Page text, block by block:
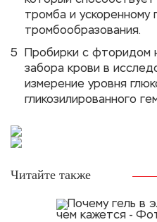
тромба и ускоренному
тромбообразования.
Пробирки с фторидом
забора крови в
измерение уровня
гликозилированного
Читайте также